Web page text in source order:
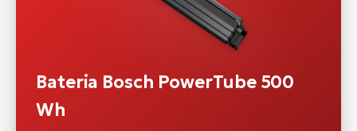
Bateria Bosch PowerTube 500
Wh